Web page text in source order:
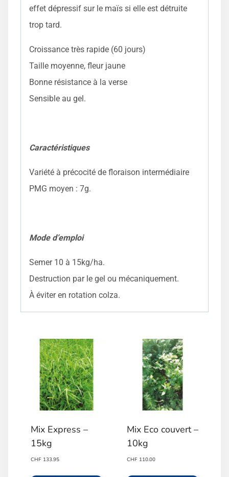
effet dépressif sur le maïs si elle est détruite
trop tard.
Croissance très rapide (60 jours)
Taille moyenne, fleur jaune
Bonne résistance à la verse
Sensible au gel.
Caractéristiques
Variété à précocité de floraison intermédiaire
PMG moyen : 7g.
Mode d’emploi
Semer 10 à 15kg/ha.
Destruction par le gel ou mécaniquement.
À éviter en rotation colza.
Mix Express –
15kg
CHF 133.95
Mix Eco couvert –
10kg
CHF 110.00